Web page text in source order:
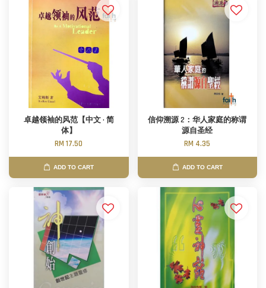
卓越领袖的风范【中文 · 简
体】
RM 17.50
ADD TO CART
信仰溯源 2：华人家庭的称谓
源自圣经
RM 4.35
ADD TO CART